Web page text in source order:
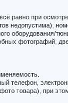
равно при
недопустима),
оборудования/
фотографий,
телефон,
товара), при